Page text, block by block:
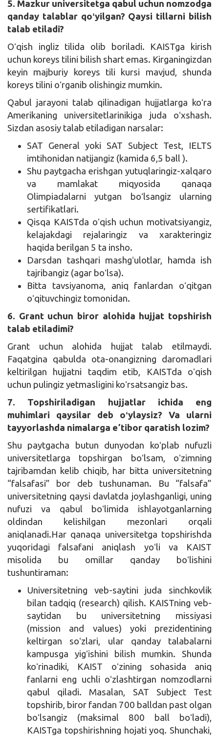
5. Mazkur universitetga qabul uchun nomzodga
qanday talablar qoʻyilgan? Qaysi tillarni bilish
talab etiladi?
Oʻqish ingliz tilida olib boriladi. KAISTga kirish
uchun koreys tilini bilish shart emas. Kirganingizdan
keyin majburiy koreys tili kursi mavjud, shunda
koreys tilini oʻrganib olishingiz mumkin.
Qabul jarayoni talab qilinadigan hujjatlarga koʻra
Amerikaning universitetlarinikiga juda oʻxshash.
Sizdan asosiy talab etiladigan narsalar:
SAT General yoki SAT Subject Test, IELTS
imtihonidan natijangiz (kamida 6,5 ball ).
Shu paytgacha erishgan yutuqlaringiz-xalqaro
va mamlakat miqyosida qanaqa
Olimpiadalarni yutgan boʻlsangiz ularning
sertifikatlari.
Qisqa KAISTda oʻqish uchun motivatsiyangiz,
kelajakdagi rejalaringiz va xarakteringiz
haqida berilgan 5 ta insho.
Darsdan tashqari mashgʻulotlar, hamda ish
tajribangiz (agar boʻlsa).
Bitta tavsiyanoma, aniq fanlardan oʻqitgan
oʻqituvchingiz tomonidan.
6. Grant uchun biror alohida hujjat topshirish
talab etiladimi?
Grant uchun alohida hujjat talab etilmaydi.
Faqatgina qabulda ota-onangizning daromadlari
keltirilgan hujjatni taqdim etib, KAISTda oʻqish
uchun pulingiz yetmasligini koʻrsatsangiz bas.
7. Topshiriladigan hujjatlar ichida eng
muhimlari qaysilar deb oʻylaysiz? Va ularni
tayyorlashda nimalarga eʼtibor qaratish lozim?
Shu paytgacha butun dunyodan koʻplab nufuzli
universitetlarga topshirgan boʻlsam, oʻzimning
tajribamdan kelib chiqib, har bitta universitetning
“falsafasi” bor deb tushunaman. Bu “falsafa”
universitetning qaysi davlatda joylashganligi, uning
nufuzi va qabul boʻlimida ishlayotganlarning
oldindan kelishilgan mezonlari orqali
aniqlanadi.Har qanaqa universitetga topshirishda
yuqoridagi falsafani aniqlash yoʻli va KAIST
misolida bu omillar qanday boʻlishini
tushuntiraman:
Universitetning veb-saytini juda sinchkovlik
bilan tadqiq (research) qilish. KAISTning veb-
saytidan bu universitetning missiyasi
(mission and values) yoki prezidentining
keltirgan soʻzlari, ular qanday talabalarni
kampusga yigʻishini bilish mumkin. Shunda
koʻrinadiki, KAIST oʻzining sohasida aniq
fanlarni eng uchli oʻzlashtirgan nomzodlarni
qabul qiladi. Masalan, SAT Subject Test
topshirib, biror fandan 700 balldan past olgan
boʻlsangiz (maksimal 800 ball boʻladi),
KAISTga topshirishning hojati yoq. Shunchaki,